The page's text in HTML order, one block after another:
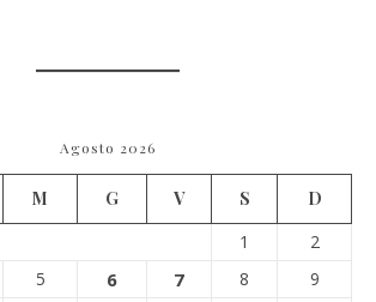
Agosto 2026
M G V S
D
1
2
5 6 7 8
9